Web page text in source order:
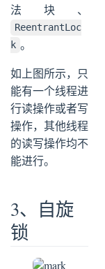
法块、
ReentrantLoc
k 。
如上图所示，只
能有一个线程进
行读操作或者写
操作，其他线程
的读写操作均不
能进行。
3、自旋
锁